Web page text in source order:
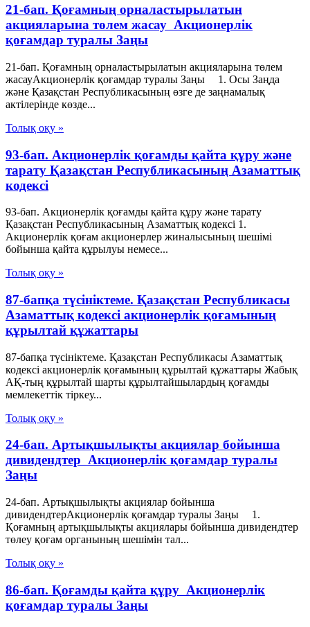
21-бап. Қоғамның орналастырылатын
акцияларына төлем жасау Акционерлік
қоғамдар туралы Заңы
21-бап. Қоғамның орналастырылатын акцияларына төлем
жасауАкционерлік қоғамдар туралы Заңы 1. Осы Заңда
және Қазақстан Республикасының өзге де заңнамалық
актілерінде көзде...
Толық оқу »
93-бап. Акционерлiк қоғамды қайта құру және
тарату Қазақстан Республикасының Азаматтық
кодексi
93-бап. Акционерлiк қоғамды қайта құру және тарату
Қазақстан Республикасының Азаматтық кодексi 1.
Акционерлiк қоғам акционерлер жиналысының шешiмi
бойынша қайта құрылуы немесе...
Толық оқу »
87-бапқа түсініктеме. Қазақстан Республикасы
Азаматтық кодексі акционерлік қоғамының
құрылтай құжаттары
87-бапқа түсініктеме. Қазақстан Республикасы Азаматтық
кодексі акционерлік қоғамының құрылтай құжаттары Жабық
АҚ-тың құрылтай шарты құрылтайшылардың қоғамды
мемлекеттік тіркеу...
Толық оқу »
24-бап. Артықшылықты акциялар бойынша
дивидендтер Акционерлік қоғамдар туралы
Заңы
24-бап. Артықшылықты акциялар бойынша
дивидендтерАкционерлік қоғамдар туралы Заңы 1.
Қоғамның артықшылықты акциялары бойынша дивидендтер
төлеу қоғам органының шешімін тал...
Толық оқу »
86-бап. Қоғамды қайта құру Акционерлік
қоғамдар туралы Заңы